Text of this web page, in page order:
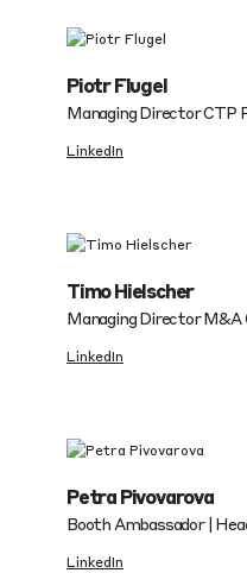
Piotr Flugel
Managing Director CTP
LinkedIn
Timo Hielscher
Managing Director M&A
LinkedIn
Petra Pivovarova
Booth Ambassador |
LinkedIn